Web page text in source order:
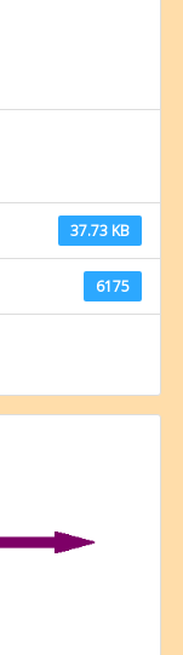
37.73 KB
6175